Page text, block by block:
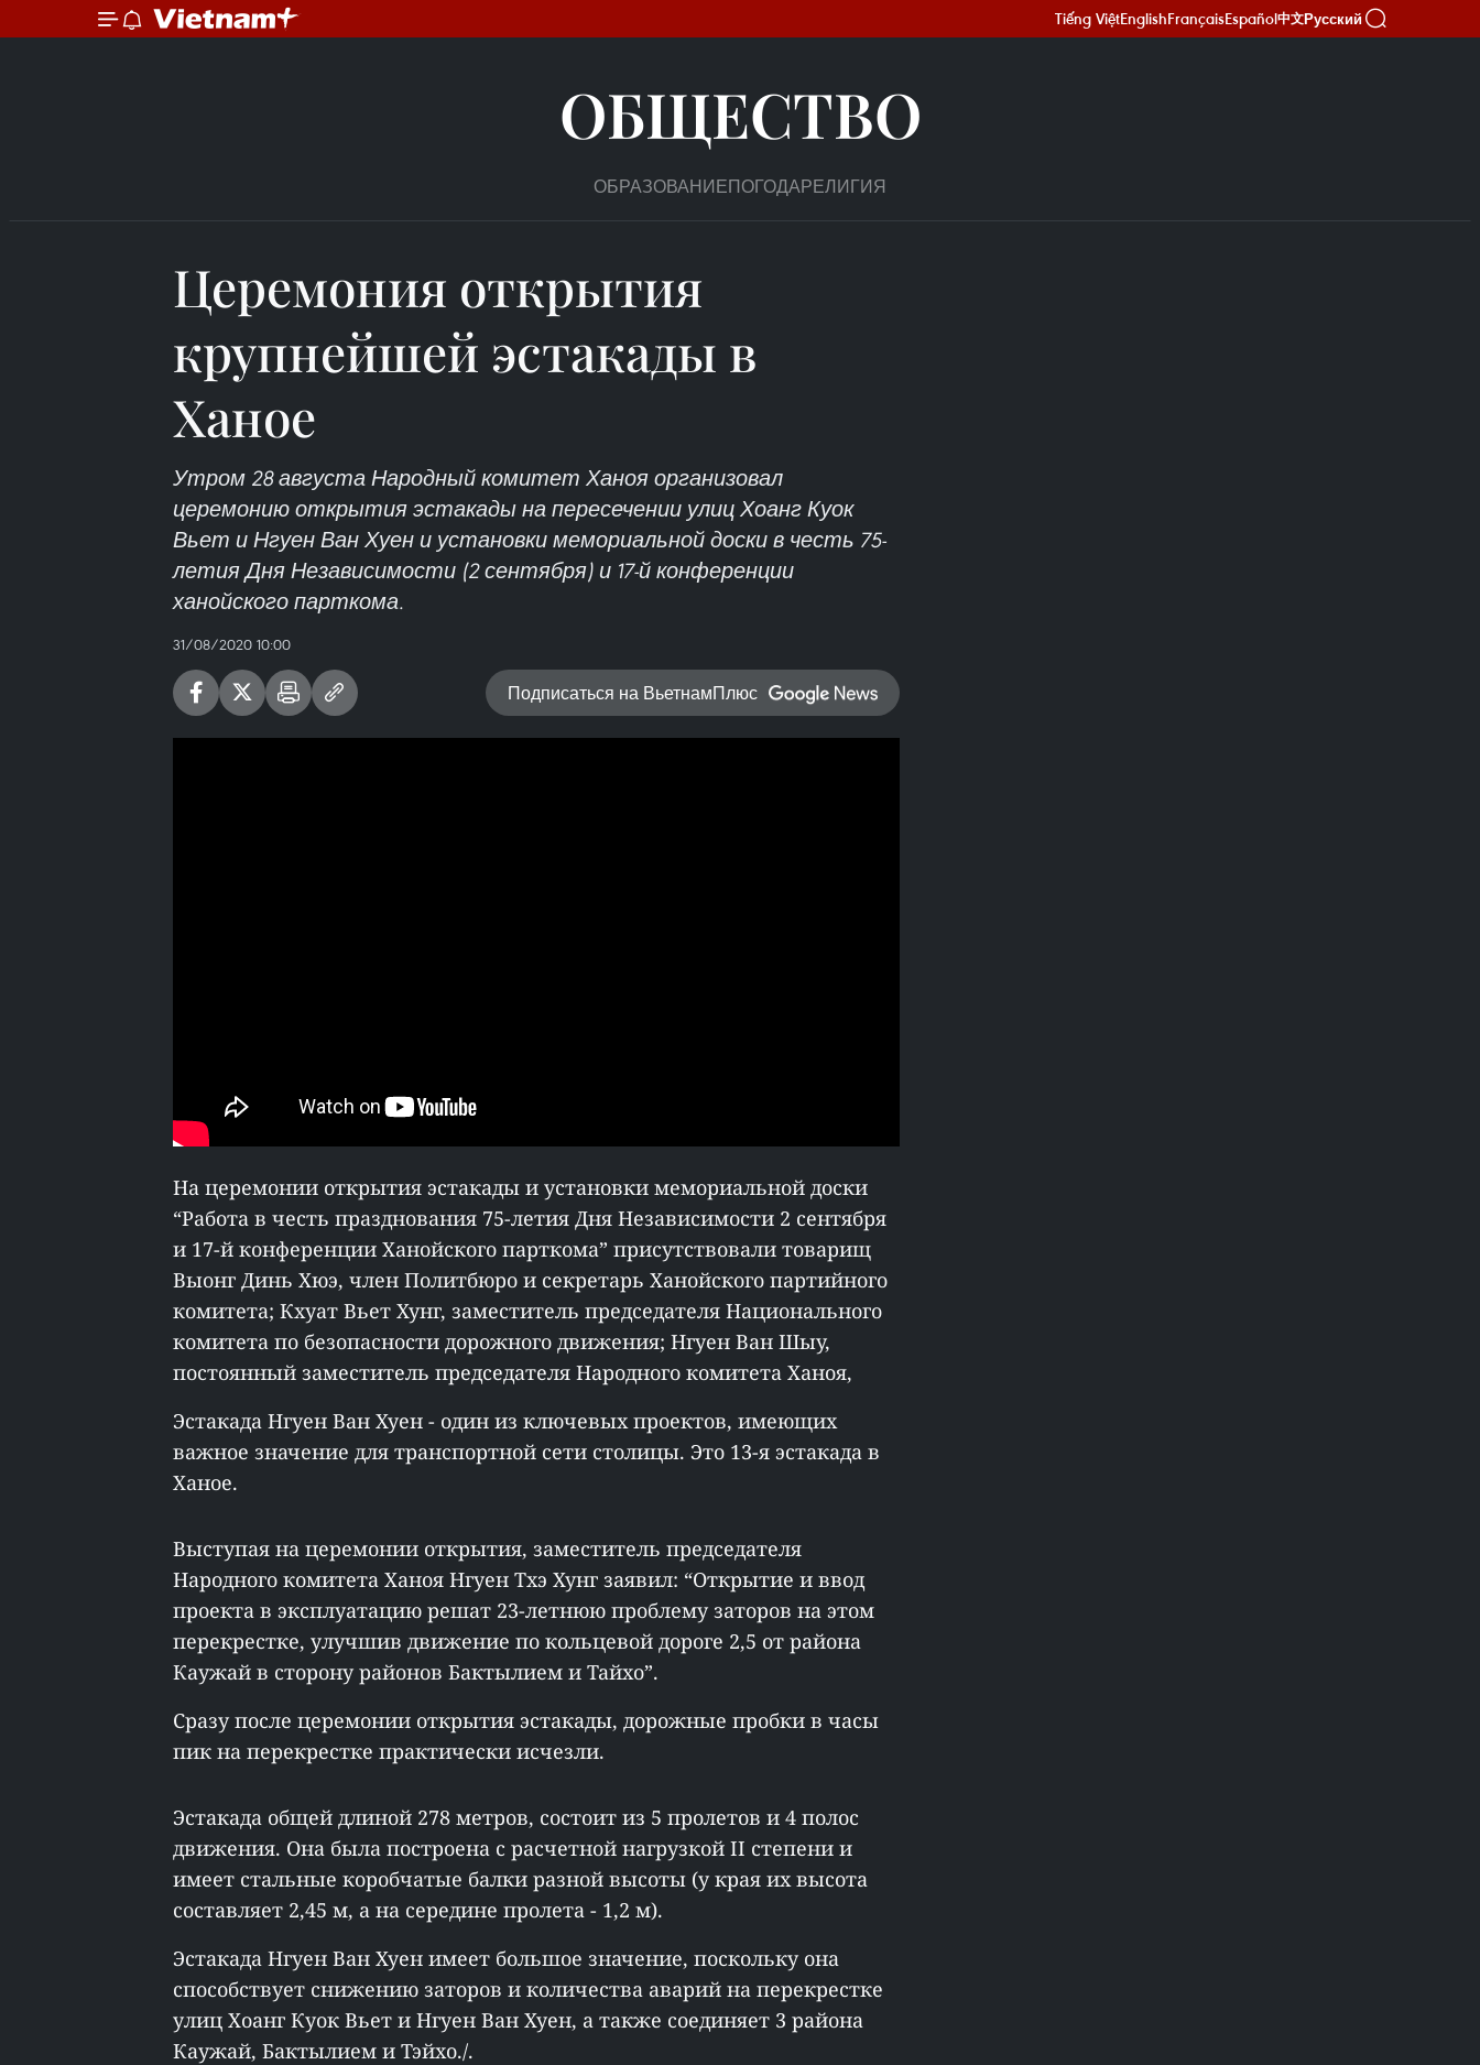
Tiếng ViệtEnglishFrançaisEspañol中文Русский
ОБЩЕСТВО
ОБРАЗОВАНИЕПОГОДАРЕЛИГИЯ
Церемония открытия
крупнейшей эстакады в
Ханое
Утром 28 августа Народный комитет Ханоя организовал
церемонию открытия эстакады на пересечении улиц Хоанг Куок
Вьет и Нгуен Ван Хуен и установки мемориальной доски в честь 75-
летия Дня Независимости (2 сентября) и 17-й конференции
ханойского парткома.
31/08/2020 10:00
Подписаться на ВьетнамПлюс
На церемонии открытия эстакады и установки мемориальной доски
“Работа в честь празднования 75-летия Дня Независимости 2 сентября
и 17-й конференции Ханойского парткома” присутствовали товарищ
Выонг Динь Хюэ, член Политбюро и секретарь Ханойского партийного
комитета; Кхуат Вьет Хунг, заместитель председателя Национального
комитета по безопасности дорожного движения; Нгуен Ван Шыу,
постоянный заместитель председателя Народного комитета Ханоя,
Эстакада Нгуен Ван Хуен - один из ключевых проектов, имеющих
важное значение для транспортной сети столицы. Это 13-я эстакада в
Ханое.
Выступая на церемонии открытия, заместитель председателя
Народного комитета Ханоя Нгуен Тхэ Хунг заявил: “Открытие и ввод
проекта в эксплуатацию решат 23-летнюю проблему заторов на этом
перекрестке, улучшив движение по кольцевой дороге 2,5 от района
Каужай в сторону районов Бактылием и Тайхо”.
Сразу после церемонии открытия эстакады, дорожные пробки в часы
пик на перекрестке практически исчезли.
Эстакада общей длиной 278 метров, состоит из 5 пролетов и 4 полос
движения. Она была построена с расчетной нагрузкой II степени и
имеет стальные коробчатые балки разной высоты (у края их высота
составляет 2,45 м, а на середине пролета - 1,2 м).
Эстакада Нгуен Ван Хуен имеет большое значение, поскольку она
способствует снижению заторов и количества аварий на перекрестке
улиц Хоанг Куок Вьет и Нгуен Ван Хуен, а также соединяет 3 района
Каужай, Бактылием и Тэйхо./.